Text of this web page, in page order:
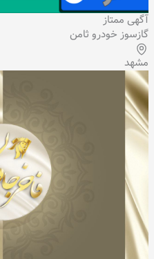
آگهی ممتاز
گازسوز خودرو ثامن
مشهد